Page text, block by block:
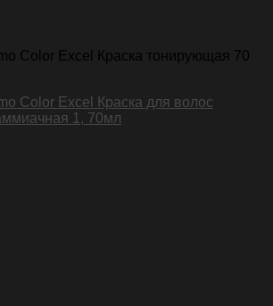
Color Excel Краска тонирующая 70
Color Excel Краска для волос
1, 70мл